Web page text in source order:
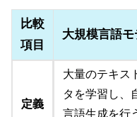
比較
項目
大規模言語モ
定義
大量のテキス
タを学習し、
言語生成を行